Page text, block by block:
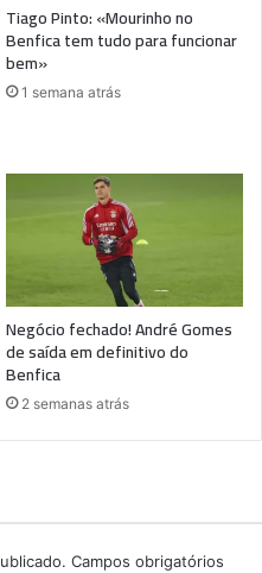
Tiago Pinto: «Mourinho no
Benfica tem tudo para funcionar
bem»
1 semana atrás
Negócio fechado! André Gomes
de saída em definitivo do
Benfica
2 semanas atrás
Campos obrigatórios